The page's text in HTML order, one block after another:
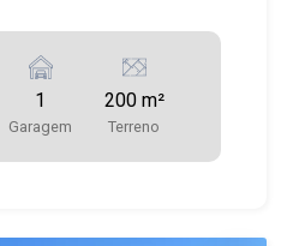
1
Garagem
200 m²
Terreno